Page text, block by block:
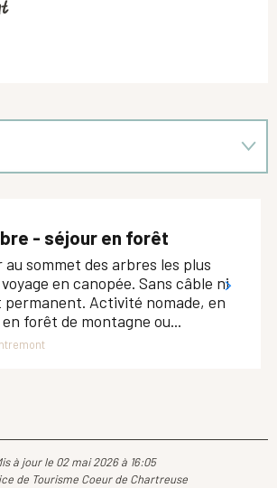
- séjour en forêt
sommet des arbres les plus
en canopée. Sans câble ni
permanent. Activité nomade, en
forêt de montagne ou...
à jour le 02 mai 2026 à 16:05
de Tourisme Coeur de Chartreuse